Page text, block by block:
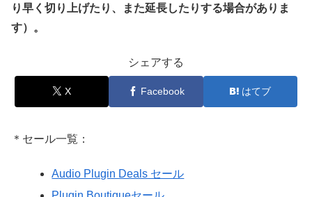
り早く切り上げたり、また延長したりする場合がありま
す）。
シェアする
X Facebook はてブ
＊セール一覧：
Audio Plugin Deals セール